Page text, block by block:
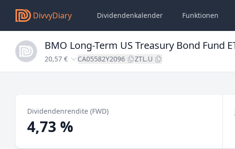
DivvyDiary Dividendenkalender Funktionen
BMO Long-Term US Treasury Bond Fund
20,57 € CA05582Y2096 ZTL.U
Dividendenrendite (FWD)
4,73 %